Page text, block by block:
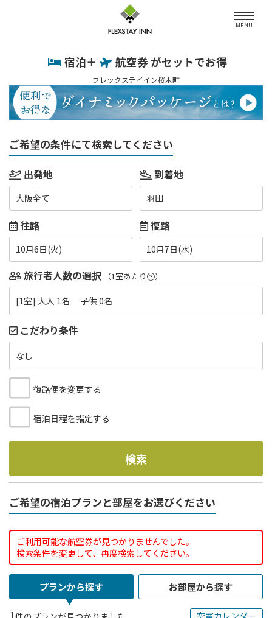
MENU
宿泊＋ 航空券 がセットでお得
フレックステイイン桜木町
ご希望の条件にて検索してください
出発地
大阪全て
到着地
羽田
往路
10月6日(火)
復路
10月7日(水)
旅行者人数の選択 （1室あたり ）
[1室] 大人 1名 子供 0名
こだわり条件
なし
復路便を変更する
宿泊日程を指定する
検索
ご希望の宿泊プランと部屋をお選びください
ご利用可能な航空券が見つかりませんでした。
検索条件を変更して、再度検索してください。
プランから探す お部屋から探す
1 空室カレンダー